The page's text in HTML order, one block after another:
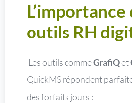
L’importance
outils RH
Les outils commeGrafiQet
QuickMS répondent
des forfaits jours :